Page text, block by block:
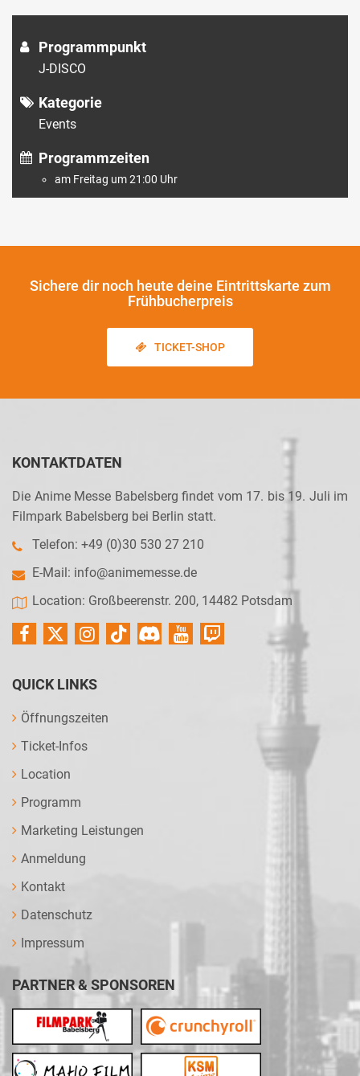
Programmpunkt
J-DISCO
Kategorie
Events
Programmzeiten
am Freitag um 21:00 Uhr
Sichere dir noch heute deine Eintrittskarte zum
Frühbucherpreis
TICKET-SHOP
KONTAKTDATEN
Die Anime Messe Babelsberg findet vom 17. bis 19. Juli im
Filmpark Babelsberg bei Berlin statt.
Telefon: +49 (0)30 530 27 210
E-Mail: info@animemesse.de
Location: Großbeerenstr. 200, 14482 Potsdam
QUICK LINKS
Öffnungszeiten
Ticket-Infos
Location
Programm
Marketing Leistungen
Anmeldung
Kontakt
Datenschutz
Impressum
PARTNER & SPONSOREN